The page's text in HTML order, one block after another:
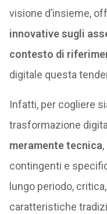
visione d’insieme,
innovative sugli
contesto di
digitale questa
Infatti, per cogliere
trasformazione
meramente tecnica
contingenti e
lungo periodo,
caratteristiche